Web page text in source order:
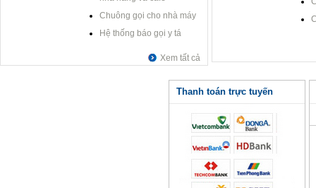
Chuông gọi cho nhà máy
Hệ thống báo gọi y tá
Xem tất cả
Thanh toán trực tuyến